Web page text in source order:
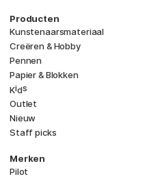
Producten
Kunstenaarsmateriaal
Creëren & Hobby
Pennen
Papier & Blokken
Kids
Outlet
Nieuw
Staff picks
Merken
Pilot